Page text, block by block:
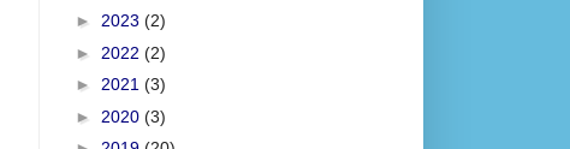
► 2023 (2)
► 2022 (2)
► 2021 (3)
► 2020 (3)